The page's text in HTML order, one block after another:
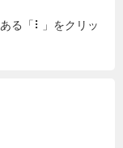
る「⠇」をクリッ